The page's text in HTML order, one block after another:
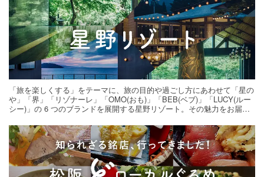
「旅を楽しくする」をテーマに、旅の目的や過ごし方にあわせて「星の
や」「界」「リゾナーレ」「OMO(おも)」「BEB(ベブ)」「LUCY(ルー
シー)」の 6 つのブランドを展開する星野リゾート。その魅力をお届け